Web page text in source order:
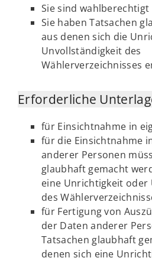
Sie sind wahlberechtigt
Sie haben Tatsachen
aus denen sich die
Unvollständigkeit des
Wählerverzeichnisses
Erforderliche
für Einsichtnahme in
für die Einsichtnahme
anderer Personen
glaubhaft gemacht
eine Unrichtigkeit oder
des
für Fertigung von
der Daten anderer
Tatsachen glaubhaft
denen sich eine